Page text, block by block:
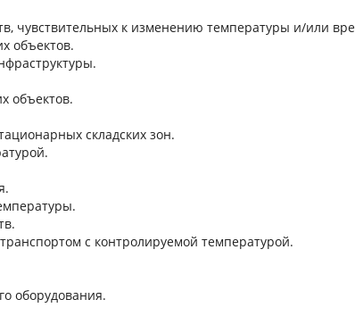
чувствительных к изменению температуры и/или
объектов.
объектов.
складских зон.
с контролируемой температурой.
оборудования.